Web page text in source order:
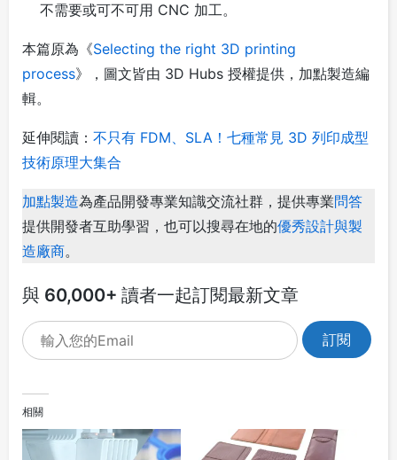
不需要或可不可用 CNC 加工。
本篇原為《Selecting the right 3D printing
process》，圖文皆由 3D Hubs 授權提供，加點製造編
輯。
延伸閱讀： 不只有 FDM、SLA！七種常見 3D 列印成型
技術原理大集合
加點製造為產品開發專業知識交流社群，提供專業問答
提供開發者互助學習，也可以搜尋在地的優秀設計與製
造廠商。
與 60,000+ 讀者一起訂閱最新文章
相關